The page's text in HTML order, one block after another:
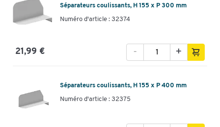
Séparateurs coulissants, H 155 x P 300 mm
Numéro d'article : 32374
21,99 € +
-
Séparateurs coulissants, H 155 x P 400 mm
Numéro d'article : 32375